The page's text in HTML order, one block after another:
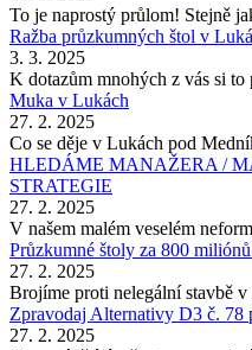
To je naprostý průlom! Stejně
Ražba průzkumných štol v
3. 3. 2025
K dotazům mnohých z vás si to
Muka v Lukách
27. 2. 2025
Co se děje v Lukách pod
HLEDÁME MANAŽERA /
STRATEGIE
27. 2. 2025
V našem malém veselém
Průzkumné štoly za 800
27. 2. 2025
Brojíme proti nelegální stavbě
Zpravodaj Alternativy D3 č. 78
27. 2. 2025